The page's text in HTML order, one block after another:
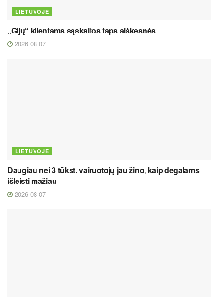
LIETUVOJE
„Gijų“ klientams sąskaitos taps aiškesnės
2026 08 07
LIETUVOJE
Daugiau nei 3 tūkst. vairuotojų jau žino, kaip degalams
išleisti mažiau
2026 08 07